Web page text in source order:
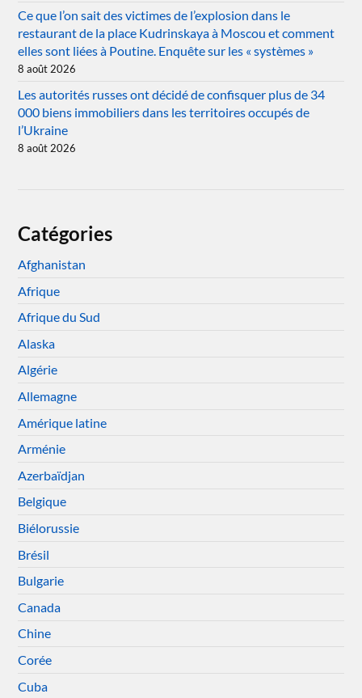
Ce que l’on sait des victimes de l’explosion dans le
restaurant de la place Kudrinskaya à Moscou et comment
elles sont liées à Poutine. Enquête sur les « systèmes »
8 août 2026
Les autorités russes ont décidé de confisquer plus de 34
000 biens immobiliers dans les territoires occupés de
l’Ukraine
8 août 2026
Catégories
Afghanistan
Afrique
Afrique du Sud
Alaska
Algérie
Allemagne
Amérique latine
Arménie
Azerbaïdjan
Belgique
Biélorussie
Brésil
Bulgarie
Canada
Chine
Corée
Cuba